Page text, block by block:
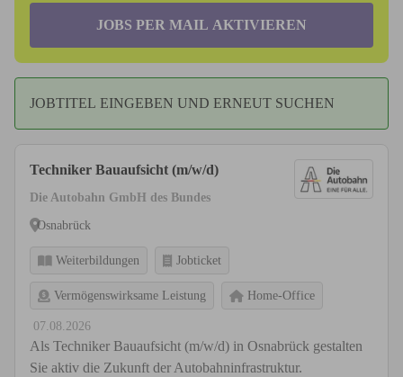
JOBS PER MAIL AKTIVIEREN
JOBTITEL EINGEBEN UND ERNEUT SUCHEN
Techniker Bauaufsicht (m/w/d)
Die Autobahn GmbH des Bundes
Osnabrück
Weiterbildungen Jobticket
Vermögenswirksame Leistung Home-Office
07.08.2026
Als Techniker Bauaufsicht (m/w/d) in Osnabrück gestalten
Sie aktiv die Zukunft der Autobahninfrastruktur.